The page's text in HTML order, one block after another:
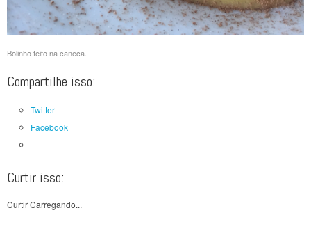
Bolinho feito na caneca.
Compartilhe isso:
Twitter
Facebook
Curtir isso:
CurtirCarregando...